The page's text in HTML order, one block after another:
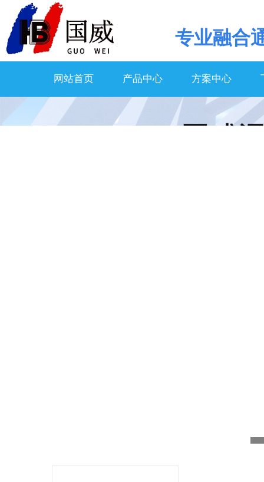
专业融合
网站首页 产品中心 方案中心